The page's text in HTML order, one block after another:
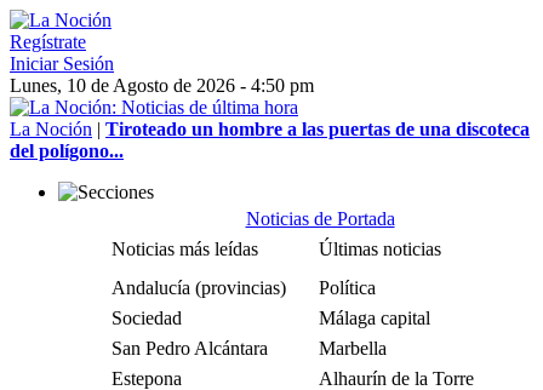
Regístrate
Iniciar Sesión
Lunes, 10 de Agosto de 2026 - 4:50 pm
La Noción | Tiroteado un hombre a las puertas de una discoteca
del polígono...
Noticias de Portada
Noticias más leídas
Últimas noticias
Andalucía (provincias)
Política
Sociedad
Málaga capital
San Pedro Alcántara
Marbella
Estepona
Alhaurín de la Torre